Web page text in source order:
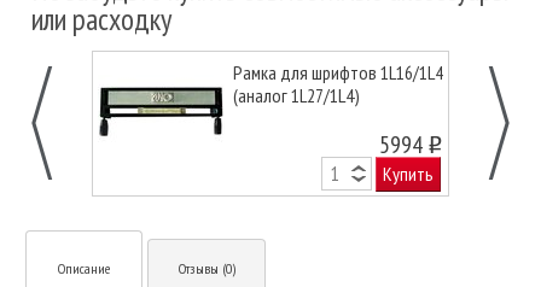
или расходку
Рамка для шрифтов 1L16/1L4
(аналог 1L27/1L4)
5994 o
Купить
Описание Отзывы (0)